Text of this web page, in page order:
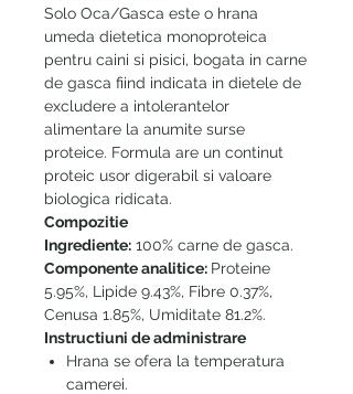
Solo Oca/Gasca este o hrana
umeda dietetica monoproteica
pentru caini si pisici, bogata in carne
de gasca fiind indicata in dietele de
excludere a intolerantelor
alimentare la anumite surse
proteice. Formula are un continut
proteic usor digerabil si valoare
biologica ridicata.
Compozitie
Ingrediente: 100% carne de gasca.
Componente analitice: Proteine
5.95%, Lipide 9.43%, Fibre 0.37%,
Cenusa 1.85%, Umiditate 81.2%.
Instructiuni de administrare
Hrana se ofera la temperatura
camerei.